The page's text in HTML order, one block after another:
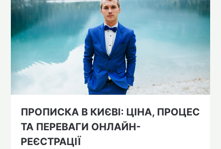
ПРОПИСКА В КИЄВІ: ЦІНА, ПРОЦЕС
ТА ПЕРЕВАГИ ОНЛАЙН-
РЕЄСТРАЦІЇ